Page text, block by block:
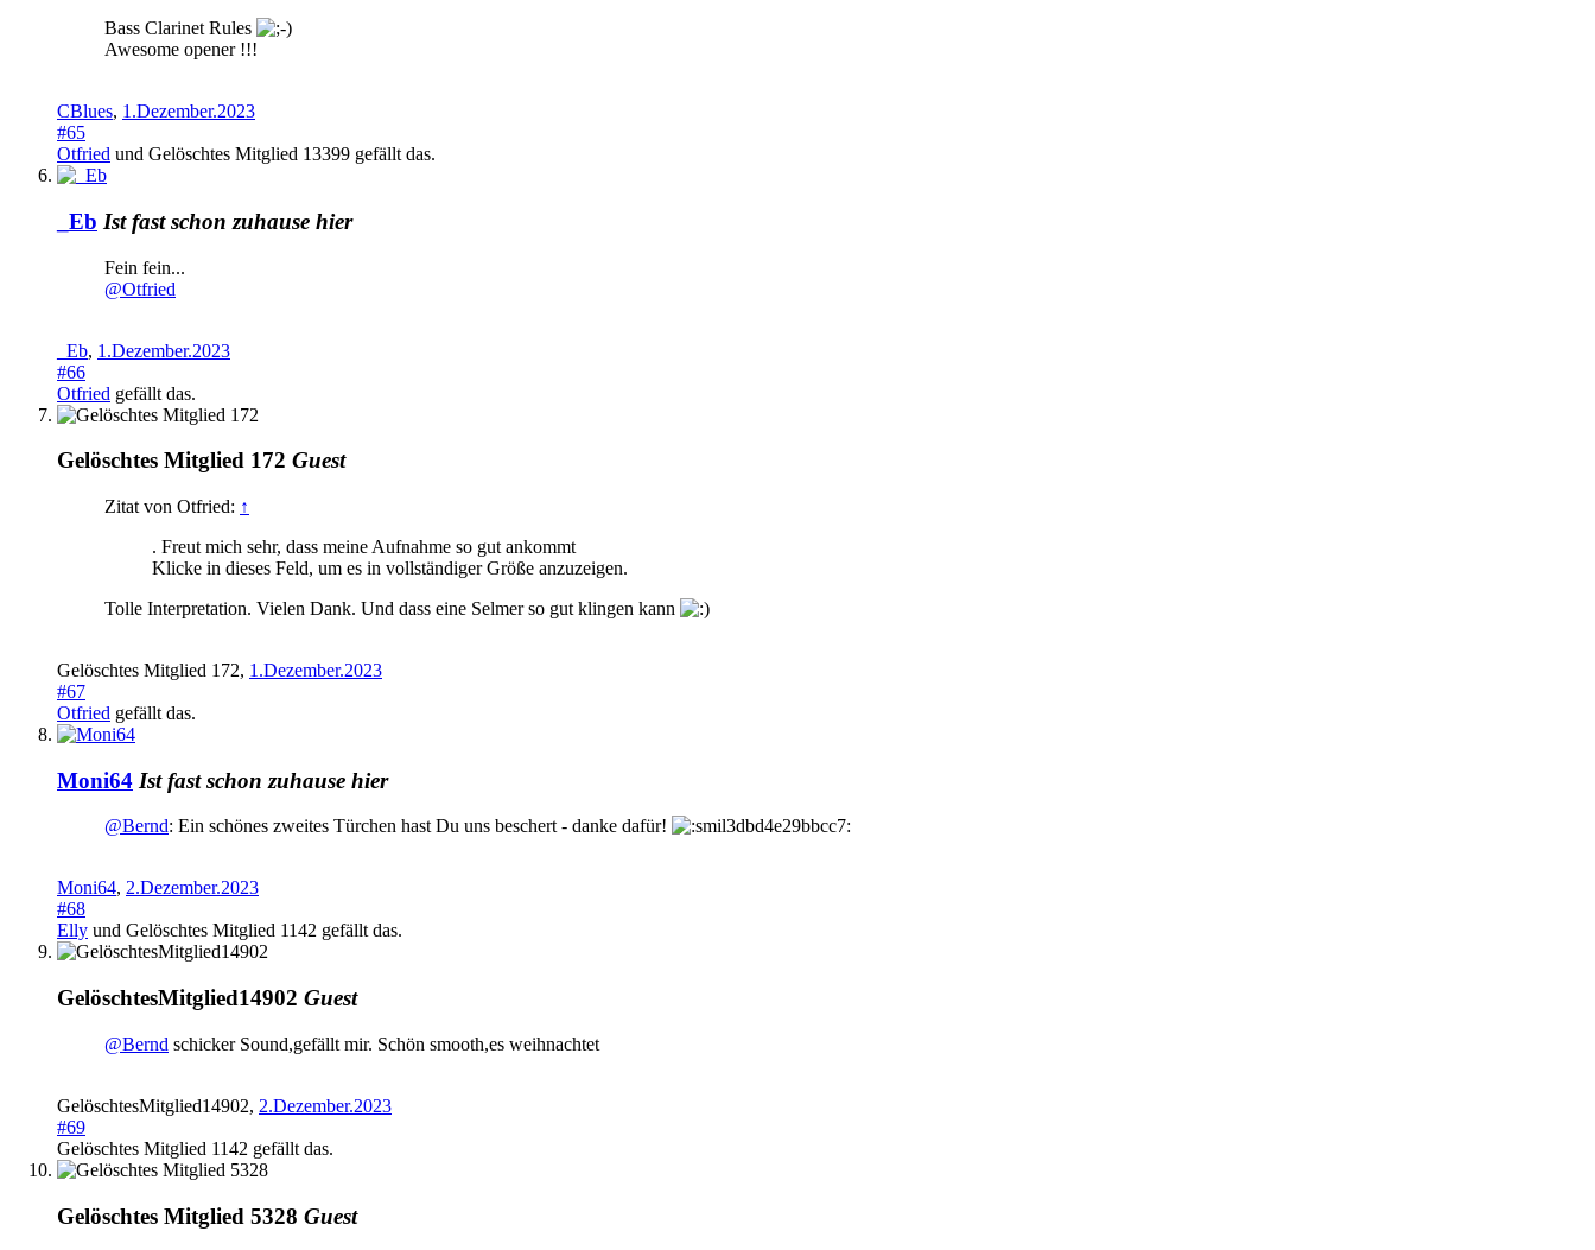
Bass Clarinet Rules
Awesome opener !!!
CBlues, 1.Dezember.2023
#65
Otfried und Gelöschtes Mitglied 13399 gefällt das.
_Eb Ist fast schon zuhause hier
Fein fein...
@Otfried
_Eb, 1.Dezember.2023
#66
Otfried gefällt das.
Gelöschtes Mitglied 172 Guest
Zitat von Otfried: ↑
. Freut mich sehr, dass meine Aufnahme so gut ankommt
Klicke in dieses Feld, um es in vollständiger Größe anzuzeigen.
Tolle Interpretation. Vielen Dank. Und dass eine Selmer so gut klingen kann
Gelöschtes Mitglied 172, 1.Dezember.2023
#67
Otfried gefällt das.
Moni64 Ist fast schon zuhause hier
@Bernd: Ein schönes zweites Türchen hast Du uns beschert - danke dafür!
Moni64, 2.Dezember.2023
#68
Elly und Gelöschtes Mitglied 1142 gefällt das.
GelöschtesMitglied14902 Guest
@Bernd schicker Sound,gefällt mir. Schön smooth,es weihnachtet
GelöschtesMitglied14902, 2.Dezember.2023
#69
Gelöschtes Mitglied 1142 gefällt das.
Gelöschtes Mitglied 5328 Guest